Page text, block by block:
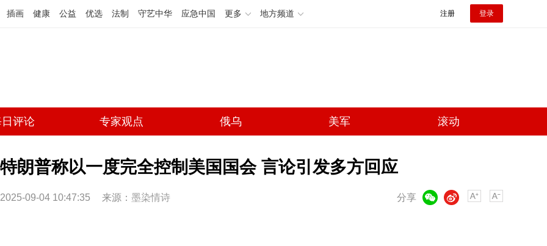
插画 健康 公益 优选 法制 守艺中华 应急中国 更多 地方频道 注册 登录
评论 专家观点 俄乌 美军 滚动
特朗普称以一度完全控制美国国会 言论引发多方回应
2025-09-04 10:47:35 来源： 墨染情诗 分享
微博